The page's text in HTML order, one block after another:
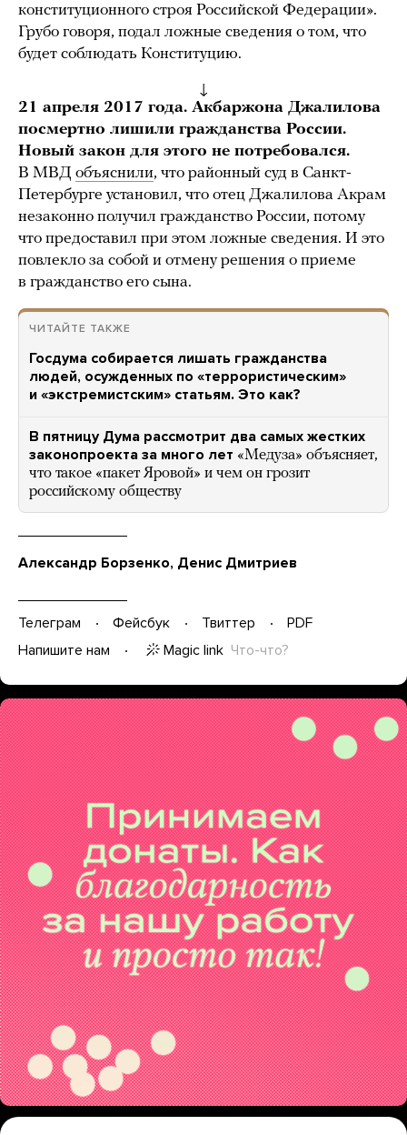
конституционного строя Российской Федерации».
Грубо говоря, подал ложные сведения о том, что
будет соблюдать Конституцию.
↓
21 апреля 2017 года. Акбаржона Джалилова
посмертно лишили гражданства России.
Новый закон для этого не потребовался.
В МВД объяснили, что районный суд в Санкт-
Петербурге установил, что отец Джалилова Акрам
незаконно получил гражданство России, потому
что предоставил при этом ложные сведения. И это
повлекло за собой и отмену решения о приеме
в гражданство его сына.
ЧИТАЙТЕ ТАКЖЕ
Госдума собирается лишать гражданства
людей, осужденных по «террористическим»
и «экстремистским» статьям. Это как?
В пятницу Дума рассмотрит два самых жестких
законопроекта за много лет «Медуза» объясняет,
что такое «пакет Яровой» и чем он грозит
российскому обществу
Александр Борзенко, Денис Дмитриев
Телеграм Фейсбук Твиттер
PDF
Напишите нам
Magic link Что-что?